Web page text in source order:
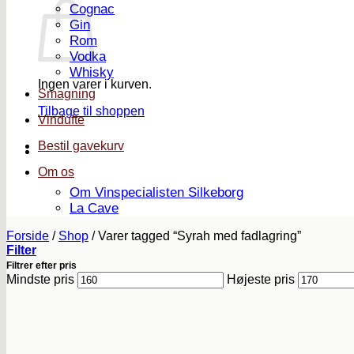
Ingen varer i kurven.
Tilbage til shoppen
Cognac
Gin
Rom
Vodka
Whisky
Smagning
Vindufte
Bestil gavekurv
Om os
Om Vinspecialisten Silkeborg
La Cave
Forside / Shop /Varer tagged “Syrah med fadlagring”
Filter
Filtrer efter pris
Mindste pris Højeste pris